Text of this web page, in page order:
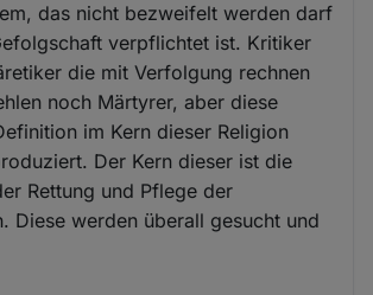
das nicht bezweifelt werden darf
verpflichtet ist. Kritiker
die mit Verfolgung rechnen
noch Märtyrer, aber diese
im Kern dieser Religion
Der Kern dieser ist die
Rettung und Pflege der
Diese werden überall gesucht und